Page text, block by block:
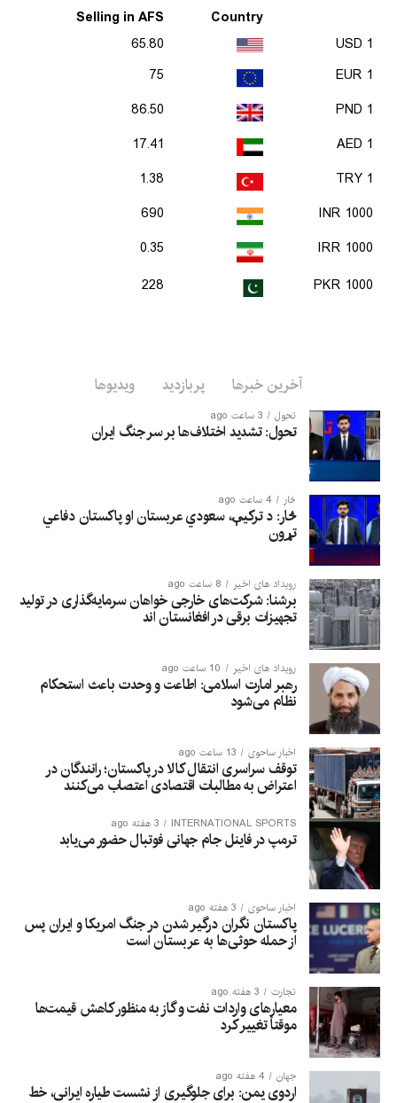
Country
Selling in AFS
1 USD
65.80
1 EUR
75
1 PND
86.50
1 AED
17.41
1 TRY
1.38
1000 INR
690
1000 IRR
0.35
1000 PKR
228
آخرین خبرها پربازدید ویدیوها
تحول 3 ساعت ago
تحول: تشدید اختلاف‌ها بر سر جنگ ایران
څار 4 ساعت ago
څار: د ترکیې، سعودي عربستان او پاکستان دفاعي
تړون
رویداد های اخیر 8 ساعت ago
برشنا: شرکت‌های خارجی خواهان سرمایه‌گذاری در تولید
تجهیزات برقی در افغانستان‌ اند
رویداد های اخیر 10 ساعت ago
رهبر امارت اسلامی: اطاعت و وحدت باعث استحکام
نظام می‌شود
اخبار ساحوی 13 ساعت ago
توقف سراسری انتقال کالا در پاکستان؛ رانندگان در
اعتراض به مطالبات اقتصادی اعتصاب می‌کنند
INTERNATIONAL SPORTS 3 هفته ago
ترمپ در فاینل جام جهانی فوتبال حضور می‌یابد
اخبار ساحوی 3 هفته ago
پاکستان نگران درگیر شدن در جنگ امریکا و ایران پس
از حمله حوثی‌ها به عربستان است
تجارت 3 هفته ago
معیارهای واردات نفت و گاز به منظور کاهش قیمت‌ها
موقتاً تغییر کرد
جهان 4 هفته ago
اردوی یمن: برای جلوگیری از نشست طیاره ایرانی، خط